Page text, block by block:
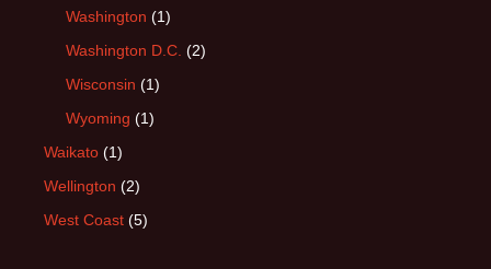
Washington (1)
Washington D.C. (2)
Wisconsin (1)
Wyoming (1)
Waikato (1)
Wellington (2)
West Coast (5)